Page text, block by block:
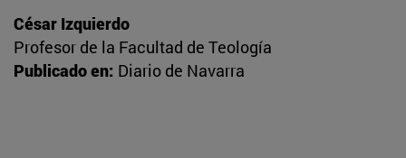
César Izquierdo
Profesor de la Facultad de Teología
Publicado en: Diario de Navarra